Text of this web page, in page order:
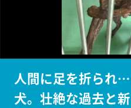
人間に足を折られ
犬。壮絶な過去と